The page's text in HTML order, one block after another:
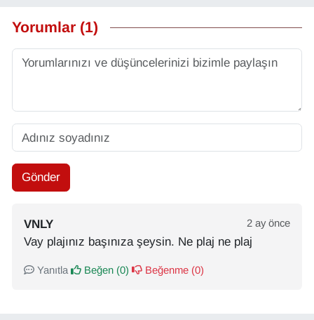
Yorumlar (1)
Gönder
VNLY 2 ay önce
Vay plajınız başınıza şeysin. Ne plaj ne plaj
Yanıtla Beğen (0) Beğenme (0)